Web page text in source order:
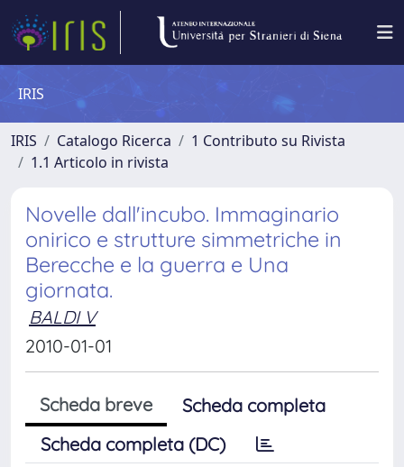
IRIS
IRIS Catalogo Ricerca
1 Contributo su Rivista
1.1 Articolo in rivista
Novelle dall'incubo. Immaginario
onirico e strutture simmetriche in
Berecche e la guerra e Una
giornata.
BALDI V
2010-01-01
Scheda breve
Scheda completa
Scheda completa (DC)